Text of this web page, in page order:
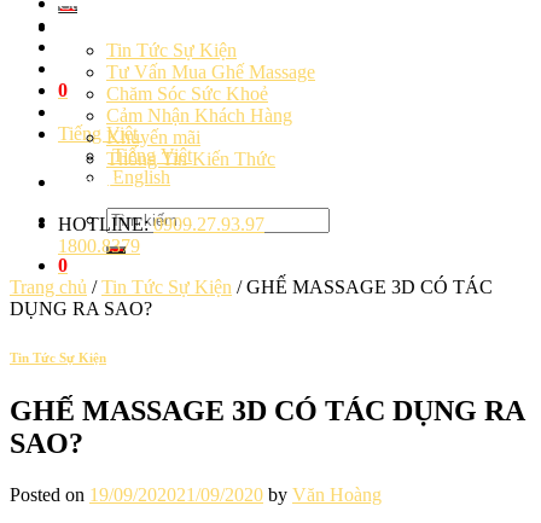
0
Tiếng Việt
Tiếng Việt
English
Tìm
kiếm:
0
Tin Tức Sự Kiện
Tư Vấn Mua Ghế Massage
Chăm Sóc Sức Khoẻ
Cảm Nhận Khách Hàng
Khuyến mãi
Thông Tin Kiến Thức
Liên hệ
HOTLINE: 0909.27.93.97
1800.8379
Trang chủ / Tin Tức Sự Kiện /GHẾ MASSAGE 3D CÓ TÁC
DỤNG RA SAO?
Tin Tức Sự Kiện
GHẾ MASSAGE 3D CÓ TÁC DỤNG RA
SAO?
Posted on 19/09/202021/09/2020 by Văn Hoàng